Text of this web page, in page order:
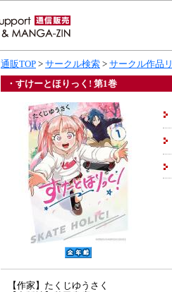
通販TOP > サークル検索 > サークル作品
・すけーとほりっく! 第1巻
【作家】たくじゆうさく